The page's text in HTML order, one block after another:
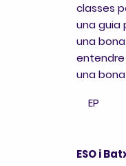
classes
una guia
una
una
EP
ESO i